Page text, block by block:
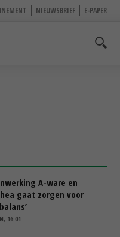
NIEUWSBRIEF E-PAPER
A-ware en
gaat zorgen voor
16:01